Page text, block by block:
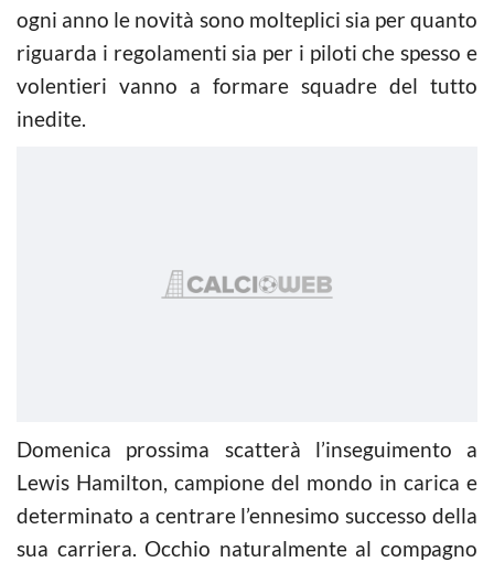
ogni anno le novità sono molteplici sia per quanto
riguarda i regolamenti sia per i piloti che spesso e
volentieri vanno a formare squadre del tutto
inedite.
Domenica prossima scatterà l’inseguimento a
Lewis Hamilton, campione del mondo in carica e
determinato a centrare l’ennesimo successo della
sua carriera. Occhio naturalmente al compagno